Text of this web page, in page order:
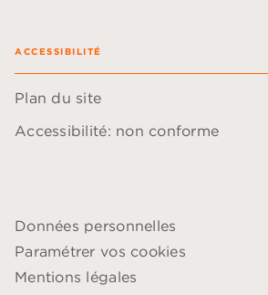
ACCESSIBILITÉ
Plan du site
Accessibilité: non conforme
Données personnelles
Paramétrer vos cookies
Mentions légales